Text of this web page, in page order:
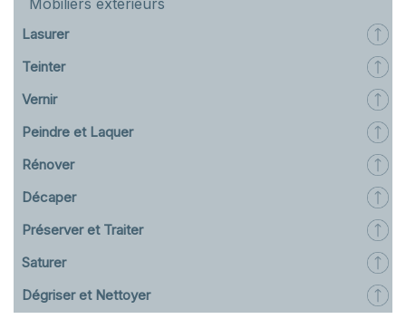
Mobiliers extérieurs
Lasurer
Teinter
Vernir
Peindre et Laquer
Rénover
Décaper
Préserver et Traiter
Saturer
Dégriser et Nettoyer